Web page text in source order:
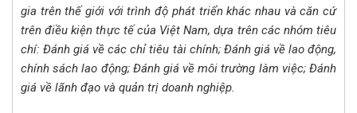
gia trên thế giới với trình độ phát triển khác nhau và căn cứ
trên điều kiện thực tế của Việt Nam, dựa trên các nhóm tiêu
chí: Đánh giá về các chỉ tiêu tài chính; Đánh giá về lao động,
chính sách lao động; Đánh giá về môi trường làm việc; Đánh
giá về lãnh đạo và quản trị doanh nghiệp.